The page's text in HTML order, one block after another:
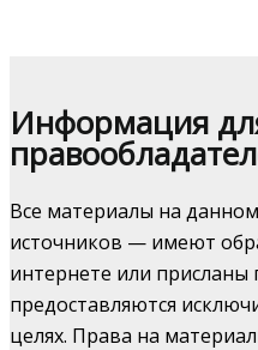
Информация
Все материалы на
источников — имеют
интернете или присланы
предоставляются
целях. Права на